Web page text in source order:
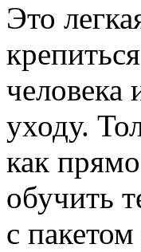
Это
уходу.
как
обучить
с